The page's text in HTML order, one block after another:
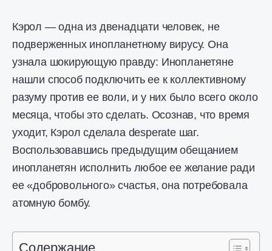
Кэрол — одна из двенадцати человек, не
подверженных инопланетному вирусу. Она
узнала шокирующую правду: Инопланетяне
нашли способ подключить ее к коллективному
разуму против ее воли, и у них было всего около
месяца, чтобы это сделать. Осознав, что время
уходит, Кэрол сделала desperate шаг.
Воспользовавшись предыдущим обещанием
инопланетян исполнить любое ее желание ради
ее «добровольного» счастья, она потребовала
атомную бомбу.
Содержание